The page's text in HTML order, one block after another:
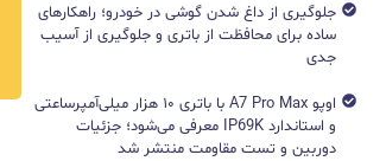
جلوگیری از داغ شدن گوشی در خودرو؛ راهکارهای
ساده برای محافظت از باتری و جلوگیری از آسیب
جدی
اوپو A7 Pro Max با باتری ۱۰ هزار میلی‌آمپرساعتی
و استاندارد IP69K معرفی می‌شود؛ جزئیات
دوربین و تست مقاومت منتشر شد